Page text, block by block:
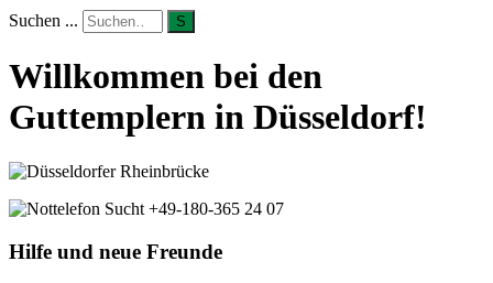
Suchen ... S
Willkommen bei den
Guttemplern in Düsseldorf!
Hilfe und neue Freunde